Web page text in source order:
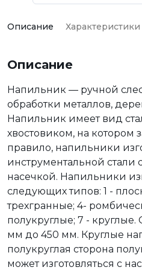
Описание Характеристики
Описание
Напильник — ручной
обработки металлов,
Напильник имеет вид
хвостовиком, на котором
правило, напильники
инструментальной стали
насечкой. Напильники
следующих типов: 1 -
трехгранные; 4-
полукруглые; 7 -
мм до 450 мм. Круглые
полукруглая сторона
может изготовляться с